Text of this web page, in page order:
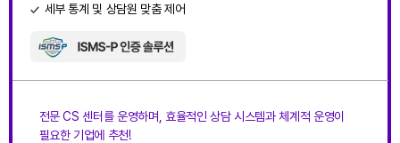
세부 통계 및 상담원 맞춤 제어
전문 CS 센터를 운영하며, 효율적인 상담 시스템과 체계적 운영이
필요한 기업에 추천!